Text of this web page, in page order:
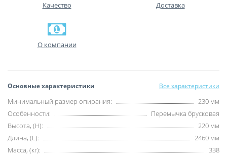
Качество Доставка
О компании
Основные характеристики Все характеристики
Минимальный размер опирания:
230 мм
Особенности:
Перемычка брусковая
Высота, (H):
220 мм
Длина, (L):
2460 мм
Масса, (кг):
338